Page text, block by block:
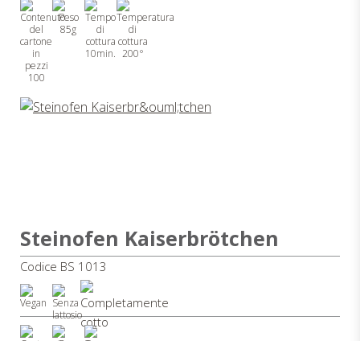
100
85g
10min. 200°
Steinofen Kaiserbrötchen
Codice BS 1013